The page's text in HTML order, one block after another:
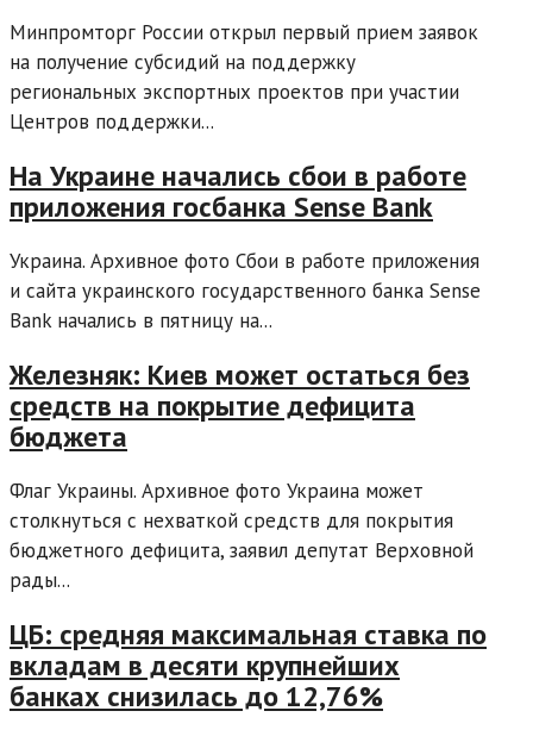
Минпромторг России открыл первый прием заявок
на получение субсидий на поддержку
региональных экспортных проектов при участии
Центров поддержки...
На Украине начались сбои в работе
приложения госбанка Sense Bank
Украина. Архивное фото Сбои в работе приложения
и сайта украинского государственного банка Sense
Bank начались в пятницу на...
Железняк: Киев может остаться без
средств на покрытие дефицита
бюджета
Флаг Украины. Архивное фото Украина может
столкнуться с нехваткой средств для покрытия
бюджетного дефицита, заявил депутат Верховной
рады...
ЦБ: средняя максимальная ставка по
вкладам в десяти крупнейших
банках снизилась до 12,76%